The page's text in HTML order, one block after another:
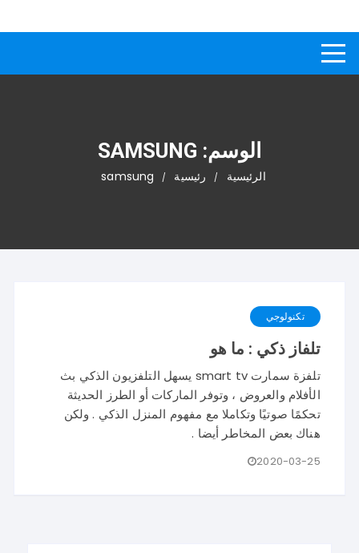
المحتوى
الوسم: SAMSUNG
الرئيسية رئيسية samsung
تكنولوجي
تلفاز ذكي : ما هو
تلفزة سمارت smart tv يسهل التلفزيون الذكي بث
الأفلام والعروض ، وتوفر الماركات أو الطرز الحديثة
تحكمًا صوتيًا وتكاملا مع مفهوم المنزل الذكي . ولكن
هناك بعض المخاطر أيضا .
2020-03-25